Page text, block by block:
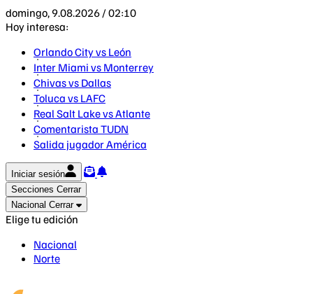
domingo, 9.08.2026 / 02:10
Hoy interesa:
Orlando City vs León
Inter Miami vs Monterrey
Chivas vs Dallas
Toluca vs LAFC
Real Salt Lake vs Atlante
Comentarista TUDN
Salida jugador América
Iniciar sesión
Secciones Cerrar
Nacional Cerrar
Elige tu edición
Nacional
Norte